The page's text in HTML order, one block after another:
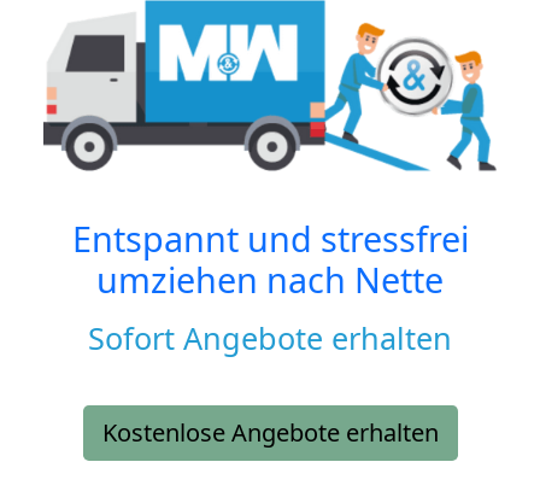
Entspannt und stressfrei
umziehen nach Nette
Sofort Angebote erhalten
Kostenlose Angebote erhalten